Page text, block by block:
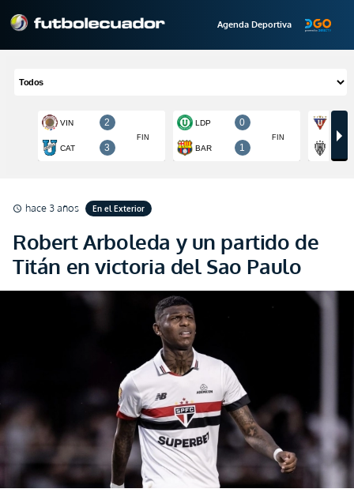
Agenda Deportiva
schedule hace 3 años En el Exterior
Robert Arboleda y un partido de
Titán en victoria del Sao Paulo